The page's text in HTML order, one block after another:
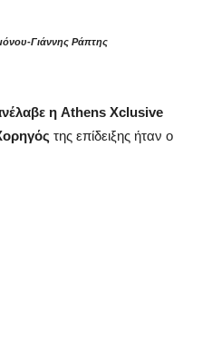
Γιάννης Ράπτης
η Athens Χclusive
της επίδειξης ήταν ο